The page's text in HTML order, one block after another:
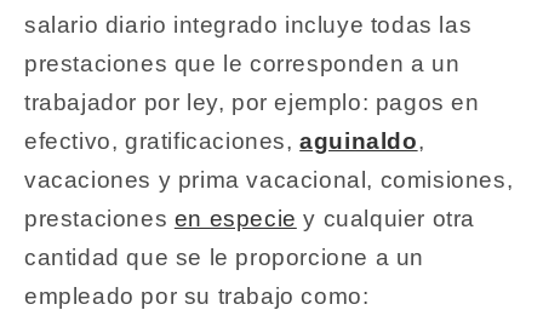
salario diario integrado incluye todas las
prestaciones que le corresponden a un
trabajador por ley, por ejemplo: pagos en
efectivo, gratificaciones,aguinaldo,
vacaciones y prima vacacional, comisiones,
prestaciones en especie y cualquier otra
cantidad que se le proporcione a un
empleado por su trabajo como: